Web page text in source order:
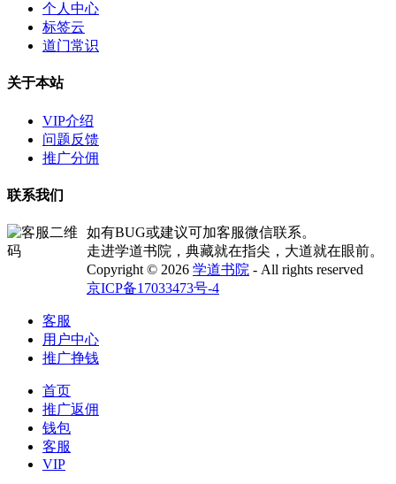
个人中心
标签云
道门常识
关于本站
VIP介绍
问题反馈
推广分佣
联系我们
如有BUG或建议可加客服微信联系。
走进学道书院，典藏就在指尖，大道就在眼前。
Copyright © 2026 学道书院 - All rights reserved
京ICP备17033473号-4
客服
用户中心
推广挣钱
首页
推广返佣
钱包
客服
VIP